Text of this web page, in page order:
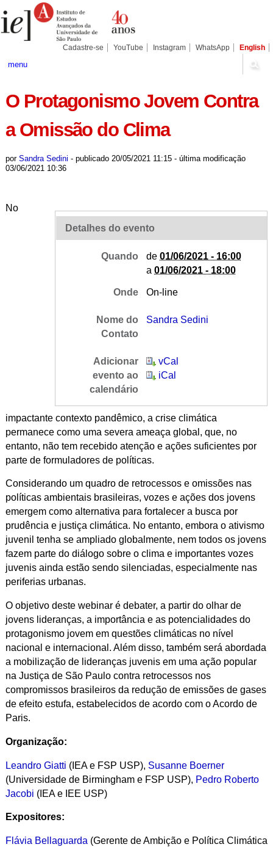
para
conteúdo.
Pessoais
Cadastre-se YouTube Instagram WhatsApp English
menu
O Protagonismo Jovem Contra
a Omissão do Clima
por Sandra Sedini - publicado20/05/2021 11:15 - última modificação
03/06/2021 10:36
Detalhes do evento
Quando de01/06/2021 - 16:00
a01/06/2021 - 18:00
Onde On-line
Nome do
Contato
Sandra Sedini
Adicionar
evento ao
calendário
vCal
iCal
No
impactante contexto pandêmico, a crise climática
permanece como uma severa ameaça global, que, no
entanto, não tem recebido atenção e ações suficientes por
parte de formuladores de políticas.
Considerando um quadro de retrocessos e omissões nas
políticas ambientais brasileiras, vozes e ações dos jovens
emergem como alternativa para fortalecer a busca por
prudência e justiça climática. No entanto, embora o ativismo
juvenil tenha se ampliado globalmente, nem todos os jovens
fazem parte do diálogo sobre o clima e importantes vozes
juvenis ainda estão sendo silenciadas, especialmente nas
periferias urbanas.
O objetivo deste webinar é debater, a partir do olhar de
jovens lideranças, a importância e as potencialidades do
protagonismo jovem em questões climáticas no nível
nacional e internacional. Além disso, também será abordada
a mobilização de lideranças juvenis em uma ação popular
na Justiça de São Paulo contra retrocessos nos
compromissos brasileiros da redução de emissões de gases
de efeito estufa, estabelecidos de acordo com o Acordo de
Paris.
Organização:
Leandro Giatti (IEA e FSP USP), Susanne Boerner
(Universidade de Birmingham e FSP USP), Pedro Roberto
Jacobi (IEA e IEE USP)
Expositores:
Flávia Bellaguarda (Gerente de Ambição e Política Climática